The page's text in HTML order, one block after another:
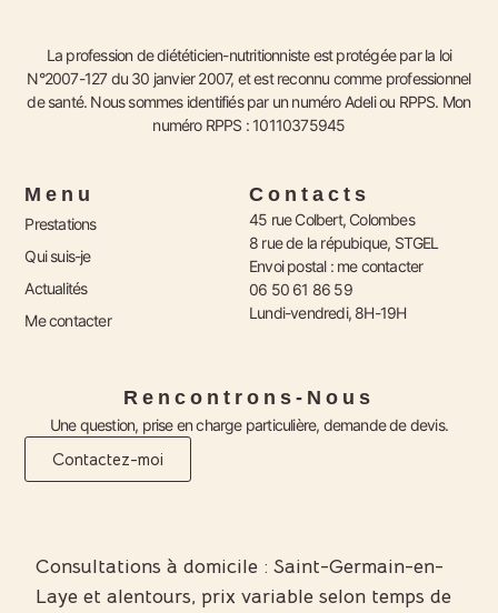
La profession de diététicien-nutritionniste est protégée par la loi
N°2007-127 du 30 janvier 2007, et est reconnu comme professionnel
de santé. Nous sommes identifiés par un numéro Adeli ou RPPS. Mon
numéro RPPS : 10110375945
Menu
Prestations
Qui suis-je
Actualités
Me contacter
Contacts
45 rue Colbert, Colombes
8 rue de la répubique, STGEL
Envoi postal : me contacter
06 50 61 86 59
Lundi-vendredi, 8H-19H
Rencontrons-Nous
Une question, prise en charge particulière, demande de devis.
Contactez-moi
Consultations à domicile : Saint-Germain-en-
Laye et alentours, prix variable selon temps de